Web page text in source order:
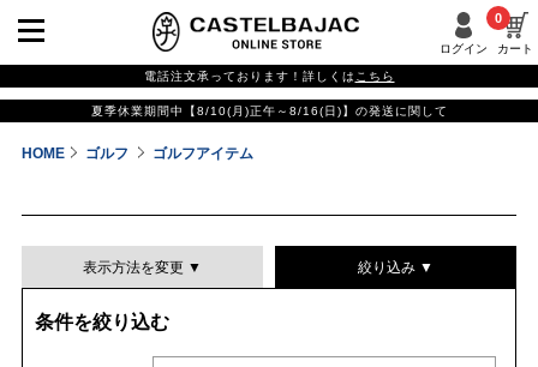
ログイン カート
0
電話注文承っております！詳しくは こちら
夏季休業期間中【8/10(月)正午～8/16(日)】の発送に関して
HOME ゴルフ ゴルフアイテム
表示方法を変更 ▼ 絞り込み ▼
条件を絞り込む